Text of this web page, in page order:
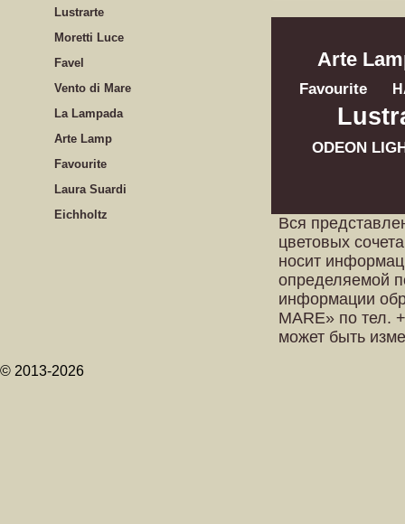
Lustrarte
Moretti Luce
Favel
Vento di Mare
La Lampada
Arte Lamp
Favourite
Laura Suardi
Eichholtz
Arte
Favourite
ODEON
Вся
цветовых
носит
определяемой
информации
MARE» по тел.
может быть
© 2013-2026